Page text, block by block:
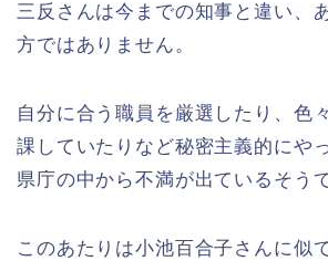
三反さんは今までの知事と違い、
方ではありません。
自分に合う職員を厳選したり、色
課していたりなど秘密主義的にや
県庁の中から不満が出ているそうで
このあたりは小池百合子さんに似